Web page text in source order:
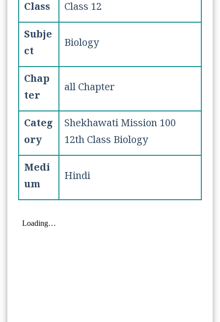
Class
Class 12
Subje
ct
Biology
Chap
ter
all Chapter
Categ
ory
Shekhawati Mission 100
12th Class Biology
Medi
um
Hindi